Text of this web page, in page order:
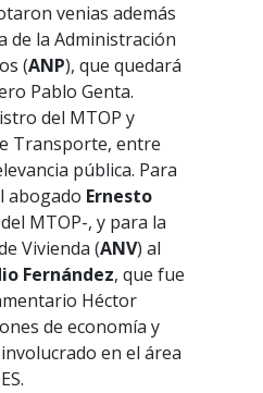
venias además
de la Administración
(ANP), que quedará
Pablo Genta.
del MTOP y
Transporte, entre
pública. Para
abogado Ernesto
MTOP-, y para la
Vivienda (ANV) al
Fernández, que fue
Héctor
de economía y
en el área